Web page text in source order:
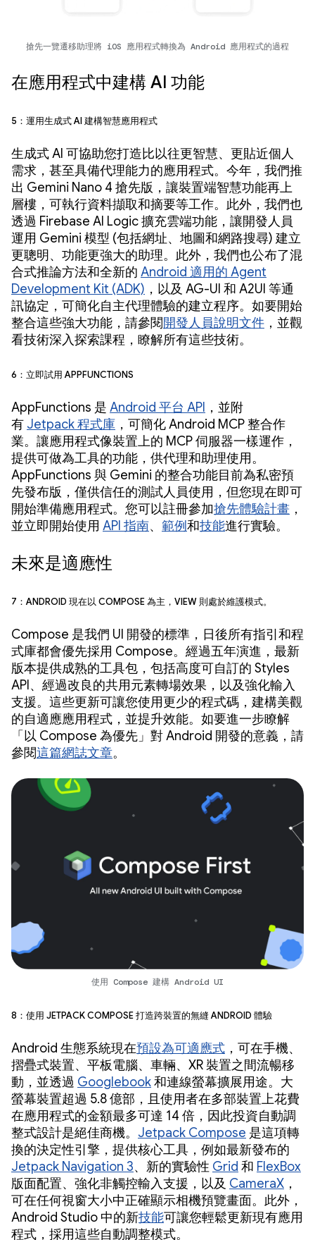
搶先一覽遷移助理將 iOS 應用程式轉換為 Android 應用程式的過程
在應用程式中建構 AI 功能
5：運用生成式 AI 建構智慧應用程式
生成式 AI 可協助您打造比以往更智慧、更貼近個人
需求，甚至具備代理能力的應用程式。今年，我們推
出 Gemini Nano 4 搶先版，讓裝置端智慧功能再上
層樓，可執行資料擷取和摘要等工作。此外，我們也
透過 Firebase AI Logic 擴充雲端功能，讓開發人員
運用 Gemini 模型 (包括網址、地圖和網路搜尋) 建立
更聰明、功能更強大的助理。此外，我們也公布了混
合式推論方法和全新的 Android 適用的 Agent
Development Kit (ADK) ，以及 AG-UI 和 A2UI 等通
訊協定，可簡化自主代理體驗的建立程序。如要開始
整合這些強大功能，請參閱開發人員說明文件 ，並觀
看技術深入探索課程，瞭解所有這些技術。
6：立即試用 AppFunctions
AppFunctions 是 Android 平台 API ，並附
有 Jetpack 程式庫 ，可簡化 Android MCP 整合作
業。讓應用程式像裝置上的 MCP 伺服器一樣運作，
提供可做為工具的功能，供代理和助理使用。
AppFunctions 與 Gemini 的整合功能目前為私密預
先發布版，僅供信任的測試人員使用，但您現在即可
開始準備應用程式。您可以註冊參加搶先體驗計畫 ，
並立即開始使用 API 指南、 範例和技能進行實驗。
未來是適應性
7：Android 現在以 Compose 為主，View 則處於維護模式。
Compose 是我們 UI 開發的標準，日後所有指引和程
式庫都會優先採用 Compose。經過五年演進，最新
版本提供成熟的工具包，包括高度可自訂的 Styles
API、經過改良的共用元素轉場效果，以及強化輸入
支援。這些更新可讓您使用更少的程式碼，建構美觀
的自適應應用程式，並提升效能。如要進一步瞭解
「以 Compose 為優先」對 Android 開發的意義，請
參閱這篇網誌文章。
使用 Compose 建構 Android UI
8：使用 Jetpack Compose 打造跨裝置的無縫 Android 體驗
Android 生態系統現在預設為可適應式 ，可在手機、
摺疊式裝置、平板電腦、車輛、XR 裝置之間流暢移
動，並透過 Googlebook和連線螢幕擴展用途。大
螢幕裝置超過 5.8 億部，且使用者在多部裝置上花費
在應用程式的金額最多可達 14 倍，因此投資自動調
整式設計是絕佳商機。 Jetpack Compose 是這項轉
換的決定性引擎，提供核心工具，例如最新發布的
Jetpack Navigation 3、新的實驗性 Grid 和 FlexBox
版面配置、強化非觸控輸入支援，以及 CameraX ，
可在任何視窗大小中正確顯示相機預覽畫面。此外，
Android Studio 中的新技能可讓您輕鬆更新現有應用
程式，採用這些自動調整模式。